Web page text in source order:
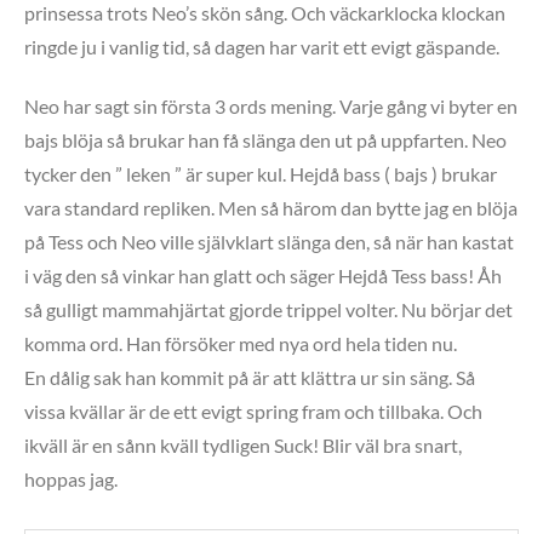
prinsessa trots Neo’s skön sång. Och väckarklocka klockan
ringde ju i vanlig tid, så dagen har varit ett evigt gäspande.
Neo har sagt sin första 3 ords mening. Varje gång vi byter en
bajs blöja så brukar han få slänga den ut på uppfarten. Neo
tycker den ” leken ” är super kul. Hejdå bass ( bajs ) brukar
vara standard repliken. Men så härom dan bytte jag en blöja
på Tess och Neo ville självklart slänga den, så när han kastat
i väg den så vinkar han glatt och säger Hejdå Tess bass! Åh
så gulligt mammahjärtat gjorde trippel volter. Nu börjar det
komma ord. Han försöker med nya ord hela tiden nu.
En dålig sak han kommit på är att klättra ur sin säng. Så
vissa kvällar är de ett evigt spring fram och tillbaka. Och
ikväll är en sånn kväll tydligen Suck! Blir väl bra snart,
hoppas jag.